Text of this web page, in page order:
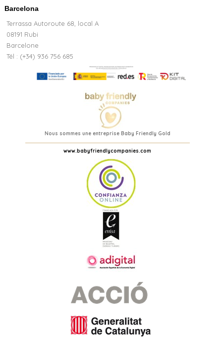
Barcelona
Terrassa Autoroute 68, local A
08191 Rubi
Barcelone
Tél : (+34) 936 756 685
Nous sommes une entreprise Baby Friendly Gold
www.babyfriendlycompanies.com